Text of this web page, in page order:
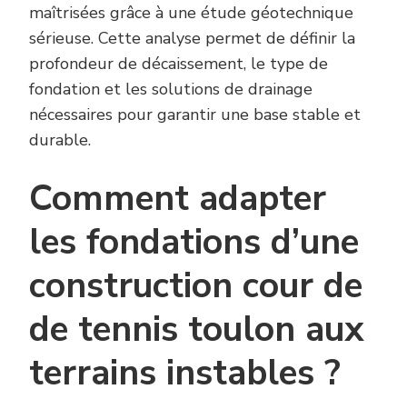
maîtrisées grâce à une étude géotechnique
sérieuse. Cette analyse permet de définir la
profondeur de décaissement, le type de
fondation et les solutions de drainage
nécessaires pour garantir une base stable et
durable.
Comment adapter
les fondations d’une
construction cour de
de tennis toulon aux
terrains instables ?